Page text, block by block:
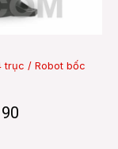
trục / Robot bốc